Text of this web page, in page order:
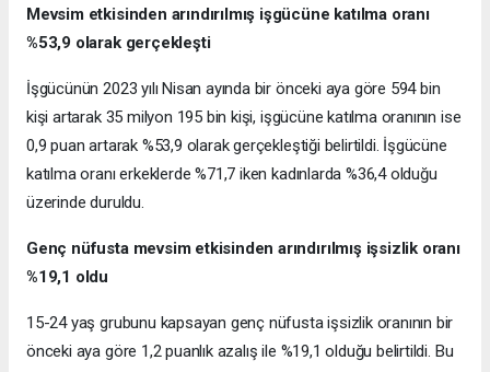
Mevsim etkisinden arındırılmış işgücüne katılma oranı
%53,9 olarak gerçekleşti
İşgücünün 2023 yılı Nisan ayında bir önceki aya göre 594 bin
kişi artarak 35 milyon 195 bin kişi, işgücüne katılma oranının ise
0,9 puan artarak %53,9 olarak gerçekleştiği belirtildi. İşgücüne
katılma oranı erkeklerde %71,7 iken kadınlarda %36,4 olduğu
üzerinde duruldu.
Genç nüfusta mevsim etkisinden arındırılmış işsizlik oranı
%19,1 oldu
15-24 yaş grubunu kapsayan genç nüfusta işsizlik oranının bir
önceki aya göre 1,2 puanlık azalış ile %19,1 olduğu belirtildi. Bu